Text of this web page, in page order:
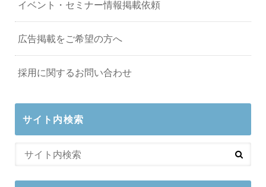
イベント・セミナー情報掲載依頼
広告掲載をご希望の方へ
採用に関するお問い合わせ
サイト内検索